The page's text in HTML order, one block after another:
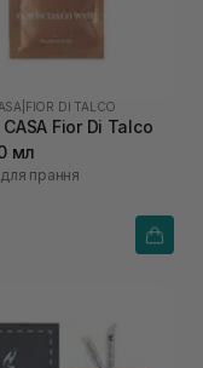
FIOR DI TALCO
CASA Fior Di Talco
мл
прання